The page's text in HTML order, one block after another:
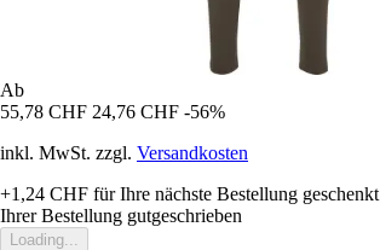
Ab
55,78 CHF 24,76 CHF -56%
inkl. MwSt. zzgl. Versandkosten
+1,24 CHF für Ihre nächste Bestellung geschenkt
Ihrer Bestellung gutgeschrieben
Loading...